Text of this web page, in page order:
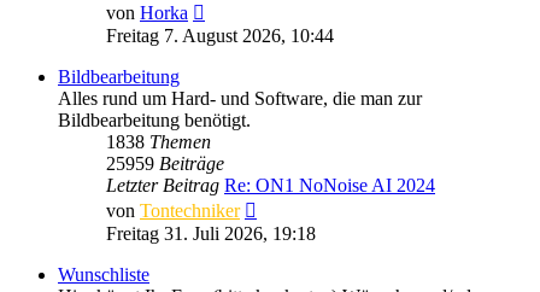
von Horka
Beitrag
Freitag 7. August 2026, 10:44
Bildbearbeitung
Alles rund um Hard- und Software, die man zur
Bildbearbeitung benötigt.
1838 Themen
25959 Beiträge
Letzter Beitrag Re: ON1 NoNoise AI 2024
von Tontechniker
Beitrag
Freitag 31. Juli 2026, 19:18
Wunschliste